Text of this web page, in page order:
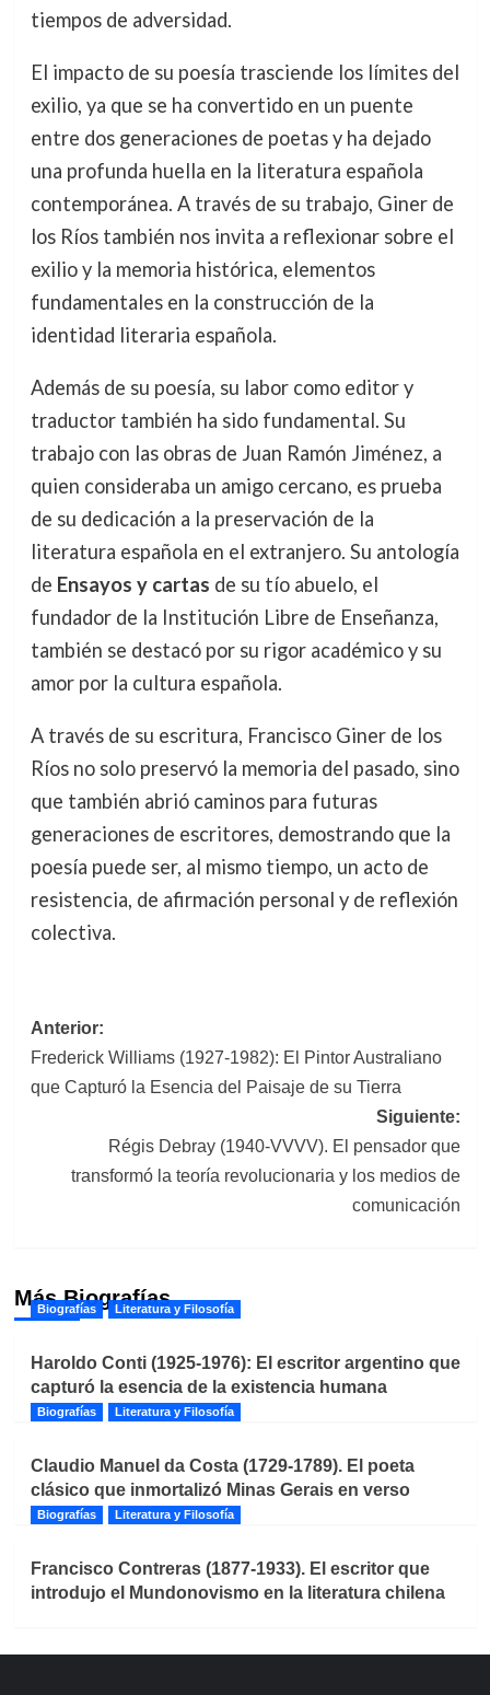
tiempos de adversidad.
El impacto de su poesía trasciende los límites del
exilio, ya que se ha convertido en un puente
entre dos generaciones de poetas y ha dejado
una profunda huella en la literatura española
contemporánea. A través de su trabajo, Giner de
los Ríos también nos invita a reflexionar sobre el
exilio y la memoria histórica, elementos
fundamentales en la construcción de la
identidad literaria española.
Además de su poesía, su labor como editor y
traductor también ha sido fundamental. Su
trabajo con las obras de Juan Ramón Jiménez, a
quien consideraba un amigo cercano, es prueba
de su dedicación a la preservación de la
literatura española en el extranjero. Su antología
de Ensayos y cartas de su tío abuelo, el
fundador de la Institución Libre de Enseñanza,
también se destacó por su rigor académico y su
amor por la cultura española.
A través de su escritura, Francisco Giner de los
Ríos no solo preservó la memoria del pasado, sino
que también abrió caminos para futuras
generaciones de escritores, demostrando que la
poesía puede ser, al mismo tiempo, un acto de
resistencia, de afirmación personal y de reflexión
colectiva.
Navegación
de
entradas
Anterior:
Frederick Williams (1927-1982): El Pintor Australiano
que Capturó la Esencia del Paisaje de su Tierra
Siguiente:
Régis Debray (1940-VVVV). El pensador que
transformó la teoría revolucionaria y los medios de
comunicación
Más Biografías
Biografías Literatura y Filosofía
Haroldo Conti (1925-1976): El escritor argentino que
capturó la esencia de la existencia humana
Biografías Literatura y Filosofía
Claudio Manuel da Costa (1729-1789). El poeta
clásico que inmortalizó Minas Gerais en verso
Biografías Literatura y Filosofía
Francisco Contreras (1877-1933). El escritor que
introdujo el Mundonovismo en la literatura chilena